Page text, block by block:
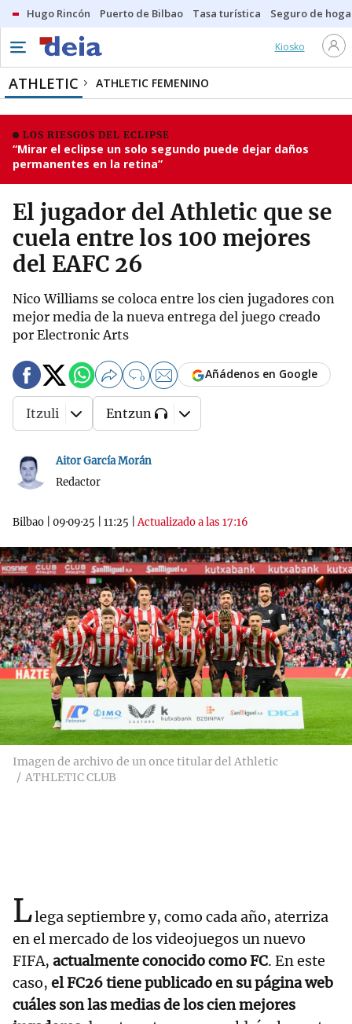
Hugo Rincón Puerto de Bilbao Tasa turística Seguro de
Kiosko
ATHLETIC ATHLETIC FEMENINO
LOS RIESGOS DEL ECLIPSE
“Mirar el eclipse un solo segundo puede dejar daños
permanentes en la retina”
El jugador del Athletic que se
cuela entre los 100 mejores
del EAFC 26
Nico Williams se coloca entre los cien jugadores con
mejor media de la nueva entrega del juego creado
por Electronic Arts
Aitor García Morán
Redactor
Bilbao 09·09·25 11:25 |Actualizado a las 17:16
0 Añádenos en Google
Itzuli Entzun
Imagen de archivo de un once titular del Athletic
ATHLETIC CLUB
Llega septiembre y, como cada año, aterriza
en el mercado de los videojuegos un nuevo
FIFA, actualmente conocido como FC. En este
caso, el FC26 tiene publicado en su página web
cuáles son las medias de los cien mejores